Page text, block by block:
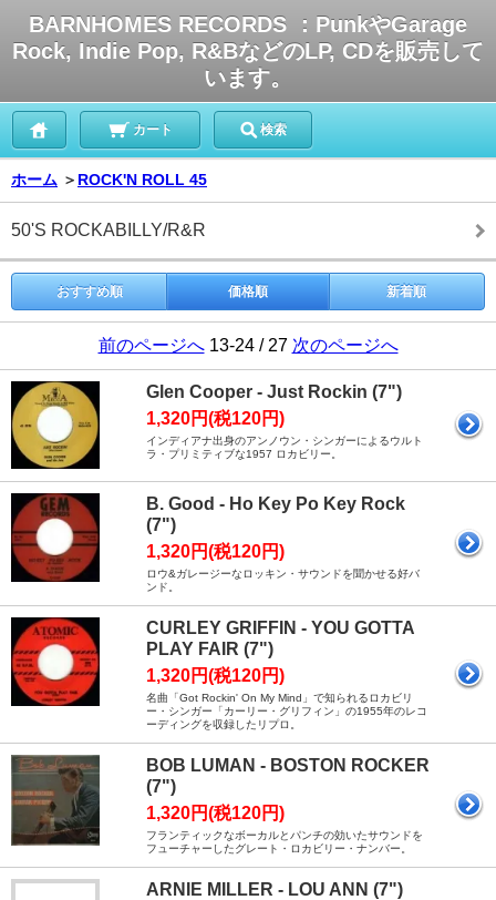
BARNHOMES RECORDS ：PunkやGarage
Rock, Indie Pop, R&BなどのLP, CDを販売して
います。
カート 検索
ホーム ＞ ROCK'N ROLL 45
50'S ROCKABILLY/R&R
おすすめ順 価格順 新着順
前のページへ13-24 / 27 次のページへ
Glen Cooper - Just Rockin (7")
1,320円(税120円)
インディアナ出身のアンノウン・シンガーによるウルト
ラ・プリミティブな1957 ロカビリー。
B. Good - Ho Key Po Key Rock
(7")
1,320円(税120円)
ロウ&ガレージーなロッキン・サウンドを聞かせる好バ
ンド。
CURLEY GRIFFIN - YOU GOTTA
PLAY FAIR (7")
1,320円(税120円)
名曲「Got Rockin' On My Mind」で知られるロカビリ
ー・シンガー「カーリー・グリフィン」の1955年のレコ
ーディングを収録したリプロ。
BOB LUMAN - BOSTON ROCKER
(7")
1,320円(税120円)
フランティックなボーカルとパンチの効いたサウンドを
フューチャーしたグレート・ロカビリー・ナンバー。
ARNIE MILLER - LOU ANN (7")